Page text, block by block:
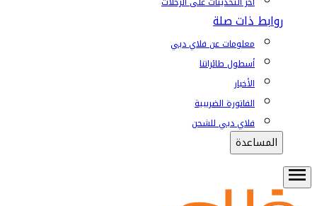
روابط ذات صلة
معلومات عن فلاي دبي
أسطول طائراتنا
الأخبار
الفاتورة الضريبية
فلاي دبي للشحن
المساعدة